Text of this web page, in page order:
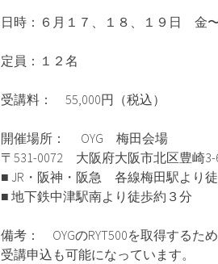
日時：６月１７、１８、１９日 金
定員：１２名
受講料： 55,000円（税込）
開催場所： OYG 梅田会場
〒531-0072 大阪府大阪市北区豊崎
■ JR・阪神・阪急 各線梅田駅より
■ 地下鉄中津駅南より徒歩約３分
備考： OYGのRYT500を取得するた
受講申込も可能になっています。